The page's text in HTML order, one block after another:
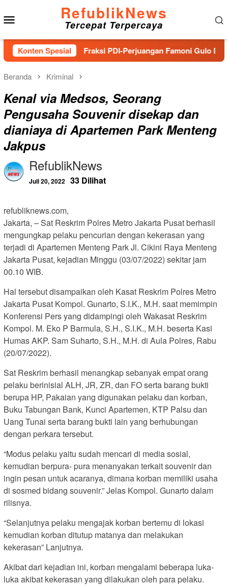
ke
konten
RefublikNews
Tercepat Terpercaya
Konten SpesialFraksi PDI-Perjuangan Famoni Gulo DPRD
Beranda Kriminal
Kenal via Medsos, Seorang
Pengusaha Souvenir disekap dan
dianiaya di Apartemen Park Menteng
Jakpus
RefublikNews
Juli 20, 2022 33 Dilihat
refubliknews.com,
Jakarta, – Sat Reskrim Polres Metro Jakarta Pusat berhasil
mengungkap pelaku pencurian dengan kekerasan yang
terjadi di Apartemen Menteng Park Jl. Cikini Raya Menteng
Jakarta Pusat, kejadian Minggu (03/07/2022) sekitar jam
00.10 WIB.
Hal tersebut disampaikan oleh Kasat Reskrim Polres Metro
Jakarta Pusat Kompol. Gunarto, S.I.K., M.H. saat memimpin
Konferensi Pers yang didampingi oleh Wakasat Reskrim
Kompol. M. Eko P Barmula, S.H., S.I.K., M.H. beserta Kasi
Humas AKP. Sam Suharto, S.H., M.H. di Aula Polres, Rabu
(20/07/2022).
Sat Reskrim berhasil menangkap sebanyak empat orang
pelaku berinisial ALH, JR, ZR, dan FO serta barang bukti
berupa HP, Pakaian yang digunakan pelaku dan korban,
Buku Tabungan Bank, Kunci Apartemen, KTP Palsu dan
Uang Tunai serta barang bukti lain yang berhubungan
dengan perkara tersebut.
“Modus pelaku yaitu sudah mencari di media sosial,
kemudian berpura- pura menanyakan terkait souvenir dan
ingin pesan untuk acaranya, dimana korban memiliki usaha
di sosmed bidang souvenir.” Jelas Kompol. Gunarto dalam
rilisnya.
“Selanjutnya pelaku mengajak korban bertemu di lokasi
kemudian korban ditutup matanya dan melakukan
kekerasan” Lanjutnya.
Akibat dari kejadian ini, korban mengalami beberapa luka-
luka akibat kekerasan yang dilakukan oleh para pelaku.